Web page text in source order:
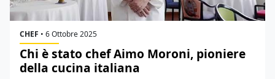
CHEF • 6 Ottobre 2025
Chi è stato chef Aimo Moroni, pioniere
della cucina italiana